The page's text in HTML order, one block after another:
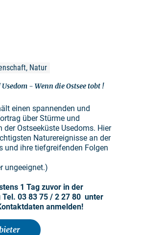
Natur
- Wenn die Ostsee tobt !
einen spannenden und
über Stürme und
der Ostseeküste Usedoms. Hier
Naturereignisse an der
und ihre tiefgreifenden Folgen
ungeeignet.)
1 Tag zuvor in der
Tel. 03 83 75 / 2 27 80 unter
anmelden!